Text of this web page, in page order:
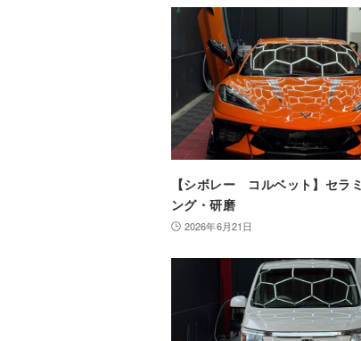
【シボレー コルベット】セラ
ング・研磨
2026年6月21日